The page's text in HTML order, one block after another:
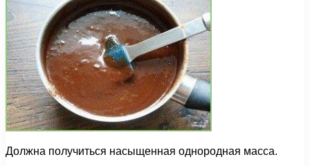
Должна получиться насыщенная однородная масса.